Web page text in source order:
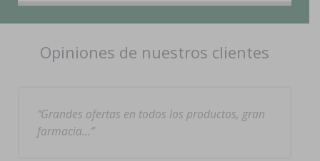
Opiniones de nuestros clientes
Grandes ofertas en todos los productos, gran
farmacia…